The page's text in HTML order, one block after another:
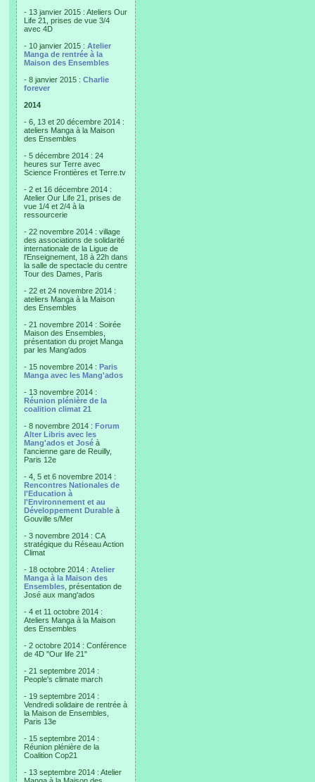
- 13 janvier 2015 : Ateliers Our
Life 21, prises de vue 3/4
avec 4D
- 10 janvier 2015 : Atelier
Manga de rentrée à la
Maison des Ensembles
- 8 janvier 2015 : Charlie
forever
2014
- 6, 13 et 20 décembre 2014 :
ateliers Manga à la Maison
des Ensembles
- 5 décembre 2014 : 24
heures sur Terre avec
Science Frontières et Terre.tv
- 2 et 16 décembre 2014 :
Atelier Our Life 21, prises de
vue 1/4 et 2/4 à la
ressourcerie
- 22 novembre 2014 : village
des associations de solidarité
internationale de la Ligue de
l'Enseignement, 18 à 22h dans
la salle de spectacle du centre
Tour des Dames, Paris
- 22 et 24 novembre 2014 :
ateliers Manga à la Maison
des Ensembles
- 21 novembre 2014 : Soirée
Maison des Ensembles,
présentation du projet Manga
par les Mang'ados
- 15 novembre 2014 : Paris
Manga avec les Mang'ados
- 13 novembre 2014 :
Réunion plénière de la
coalition climat 21
- 8 novembre 2014 : Forum
Alter Libris avec les
Mang'ados et José à
l'ancienne gare de Reuilly,
Paris 12e
- 4, 5 et 6 novembre 2014 :
Rencontres Nationales de
l'Education à
l'Environnement et au
Développement Durable à
Gouville s/Mer
- 3 novembre 2014 : CA
stratégique du Réseau Action
Climat
- 18 octobre 2014 : Atelier
Manga à la Maison des
Ensembles , présentation de
José aux mang'ados
- 4 et 11 octobre 2014 :
Ateliers Manga à la Maison
des Ensembles
- 2 octobre 2014 : Conférence
de 4D "Our life 21"
- 21 septembre 2014 :
People's climate march
- 19 septembre 2014 :
Vendredi solidaire de rentrée à
la Maison de Ensembles,
Paris 13e
- 15 septembre 2014 :
Réunion plénière de la
Coalition Cop21
- 13 septembre 2014 : Atelier